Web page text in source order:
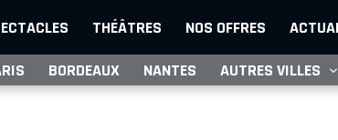
THÉÂTRES NOS OFFRES
BORDEAUX NANTES AUTRES VILLES